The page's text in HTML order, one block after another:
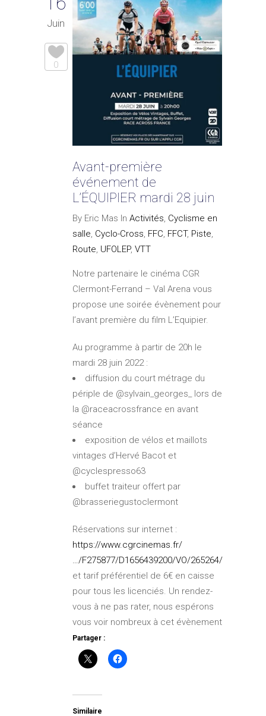
Juin
0
Avant-première
événement de
L’ÉQUIPIER mardi 28 juin
By Eric Mas In Activités, Cyclisme en
salle, Cyclo-Cross, FFC, FFCT, Piste,
Route, UFOLEP, VTT
Notre partenaire le cinéma CGR
Clermont-Ferrand – Val Arena vous
propose une soirée évènement pour
l’avant première du film L’Equipier.
Au programme à partir de 20h le
mardi 28 juin 2022 :
diffusion du court métrage du
périple de @sylvain_georges_ lors de
la @raceacrossfrance en avant
séance
exposition de vélos et maillots
vintages d’Hervé Bacot et
@cyclespresso63
buffet traiteur offert par
@brasseriegustoclermont
Réservations sur internet :
https://www.cgrcinemas.fr/
…/F275877/D1656439200/VO/265264/
et tarif préférentiel de 6€ en caisse
pour tous les licenciés. Un rendez-
vous à ne pas rater, nous espérons
vous voir nombreux à cet évènement
Partager :
Similaire